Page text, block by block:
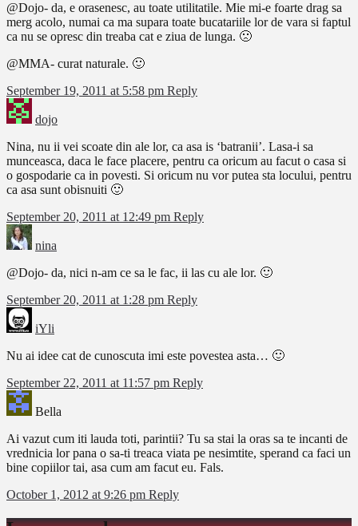
@Dojo- da, e orasenesc, au toate utilitatile. Mie mi-e foarte drag sa
merg acolo, numai ca ma supara toate bucatariile lor de vara si faptul
ca nu se opresc din treaba cat e ziua de lunga. 🙁
@MMA- curat naturale. 🙂
September 19, 2011 at 5:58 pm Reply
dojo
Nina, nu ii vei scoate din ale lor, ca asa is ‘batranii’. Lasa-i sa
munceasca, daca le face placere, pentru ca oricum au facut o casa si
o gospodarie ca in povesti. Si oricum nu vor putea sta locului, pentru
ca asa sunt obisnuiti 🙂
September 20, 2011 at 12:49 pm Reply
nina
@Dojo- da, nici n-am ce sa le fac, ii las cu ale lor. 🙂
September 20, 2011 at 1:28 pm Reply
iYli
Nu ai idee cat de cunoscuta imi este povestea asta… 🙂
September 22, 2011 at 11:57 pm Reply
Bella
Ai vazut cum iti lauda toti, parintii? Tu sa stai la oras sa te incanti de
vrednicia lor pana o sa-ti treaca viata pe nesimtite, sperand ca faci un
bine copiilor tai, asa cum am facut eu. Fals.
October 1, 2012 at 9:26 pm Reply